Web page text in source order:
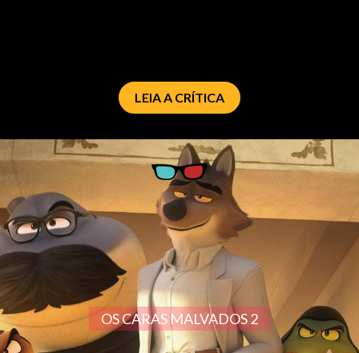
LEIA A CRÍTICA
OS CARAS MALVADOS 2